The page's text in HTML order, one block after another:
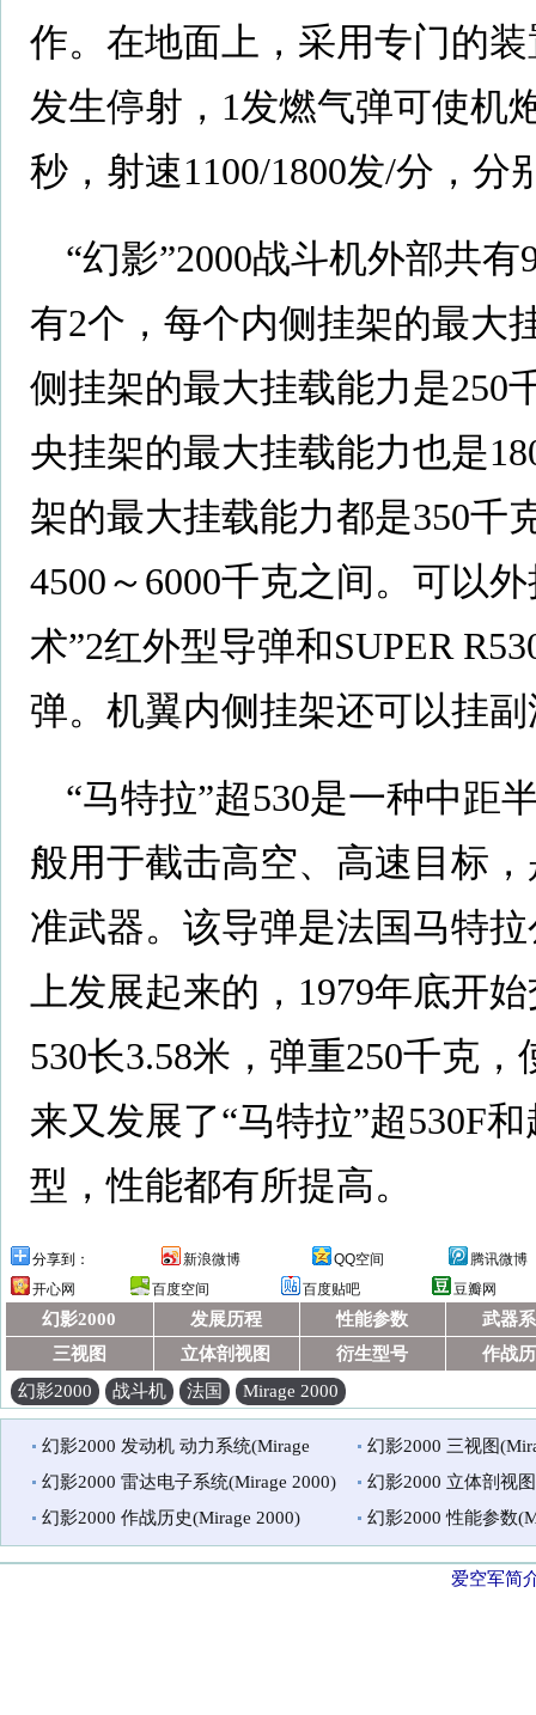
作。在地面上，采用专门的
发生停射，1发燃气弹可使机
秒，射速1100/1800发/分，分
“幻影”2000战斗机外部共
有2个，每个内侧挂架的最大
侧挂架的最大挂载能力是250
央挂架的最大挂载能力也是
架的最大挂载能力都是350千
4500～6000千克之间。可以
术”2红外型导弹和SUPER
弹。机翼内侧挂架还可以挂
“马特拉”超530是一种中距
般用于截击高空、高速目标
准武器。该导弹是法国马特
上发展起来的，1979年底开
530长3.58米，弹重250千克
来又发展了“马特拉”超530F
型，性能都有所提高。
分享到： 新浪微博 QQ空间
腾讯微博
开心网
百度空间 百度贴吧 豆瓣网
幻影2000 发展历程 性能参数
武器
三视图
立体剖视图 衍生型号
作战
幻影2000
战斗机 法国 Mirage 2000
幻影2000 发动机 动力系统(Mirage
2000)
幻影2000 三视图
幻影2000 雷达电子系统(Mirage 2000)
幻影2000 立体剖视
幻影2000 作战历史(Mirage 2000)
幻影2000 性能参数
爱空军简